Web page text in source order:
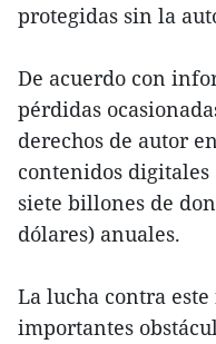
protegidas sin la
De acuerdo con
pérdidas
derechos de autor
contenidos
siete billones de
dólares) anuales.
La lucha contra
importantes